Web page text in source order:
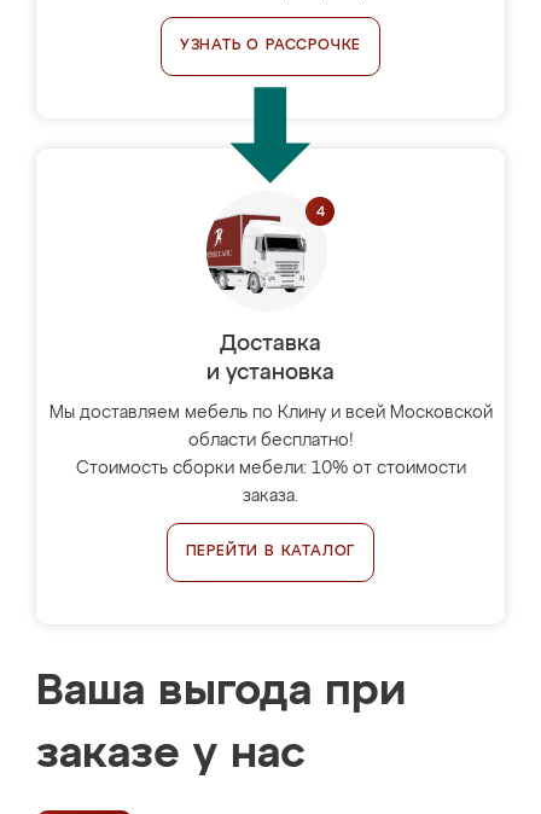
УЗНАТЬ О РАССРОЧКЕ
Доставка
и установка
Мы доставляем мебель по Клину и всей Московской
области бесплатно!
Стоимость сборки мебели: 10% от стоимости
заказа.
ПЕРЕЙТИ В КАТАЛОГ
Ваша выгода при
заказе у нас